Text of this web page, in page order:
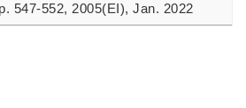
547-552, 2005(EI), Jan. 2022